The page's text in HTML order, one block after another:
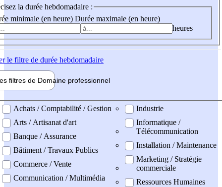
la durée hebdomadaire :
minimale (en heure) Durée maximale (en heure)
heures
le filtre de durée hebdomadaire
filtres de Domaine professionnel
professionel
Achats / Comptabilité / Gestion
Arts / Artisanat d'art
Banque / Assurance
Bâtiment / Travaux Publics
Commerce / Vente
Communication / Multimédia
Industrie
Informatique /
Télécommunication
Installation / Maintenance
Marketing / Stratégie
commerciale
Ressources Humaines